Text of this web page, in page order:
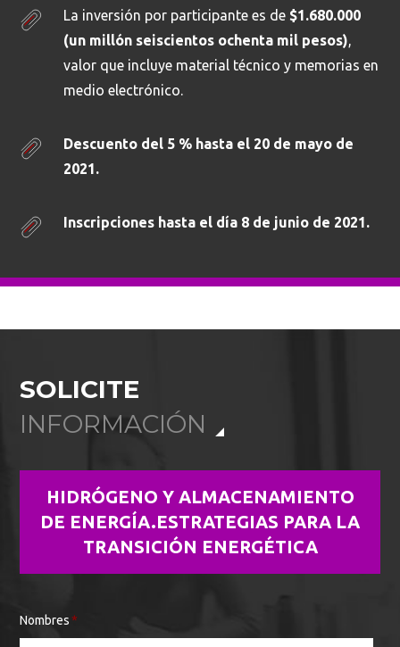
La inversión por participante es de $1.680.000
(un millón seiscientos ochenta mil pesos),
valor que incluye material técnico y memorias en
medio electrónico.
Descuento del 5 % hasta el 20 de mayo de
2021.
Inscripciones hasta el día 8 de junio de 2021.
SOLICITE
INFORMACIÓN
HIDRÓGENO Y ALMACENAMIENTO
DE ENERGÍA.ESTRATEGIAS PARA LA
TRANSICIÓN ENERGÉTICA
Nombres *